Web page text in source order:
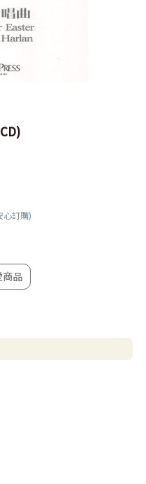
心訂購)
商品